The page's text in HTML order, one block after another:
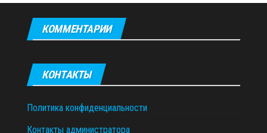
КОММЕНТАРИИ
КОНТАКТЫ
Политика конфиденциальности
Контакты администратора